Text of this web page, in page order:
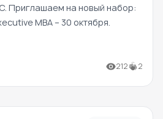
Приглашаем на новый набор:
MBA – 30 октября.
212 2